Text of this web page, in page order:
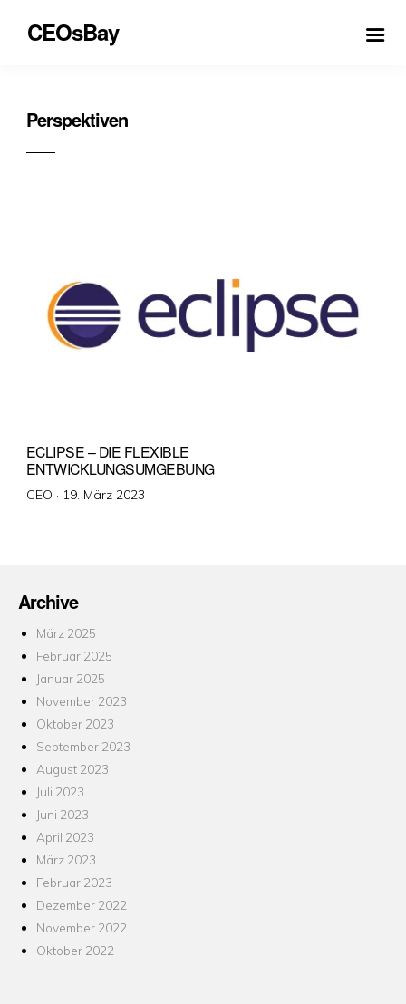
CEOsBay
Perspektiven
ECLIPSE – DIE FLEXIBLE
ENTWICKLUNGSUMGEBUNG
CEO · Veröffentlicht
19. März 2023
Archive
März 2025
Februar 2025
Januar 2025
November 2023
Oktober 2023
September 2023
August 2023
Juli 2023
Juni 2023
April 2023
März 2023
Februar 2023
Dezember 2022
November 2022
Oktober 2022